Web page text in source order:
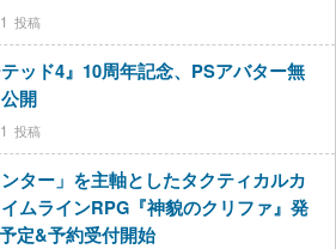
テッド4』10周年記念、PSアバター無
開
ター」を主軸としたタクティカルカ
ムラインRPG『神貌のクリファ』発
定&予約受付開始